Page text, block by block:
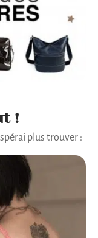
!
plus trouver :